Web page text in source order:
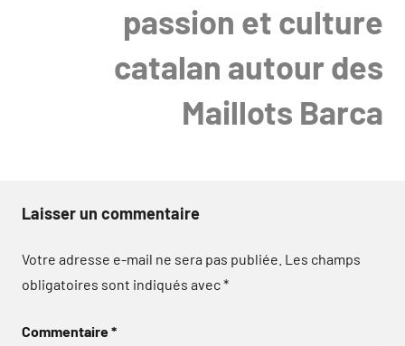
passion et culture
catalan autour des
Maillots Barca
Laisser un commentaire
Votre adresse e-mail ne sera pas publiée. Les champs
obligatoires sont indiqués avec*
Commentaire*